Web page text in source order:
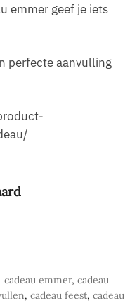
emmer geef je iets
perfecte aanvulling
cadeau emmer, cadeau
, cadeau feest, cadeau